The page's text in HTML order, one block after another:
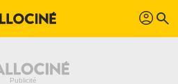
profil search